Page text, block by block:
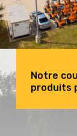
Notre
produits